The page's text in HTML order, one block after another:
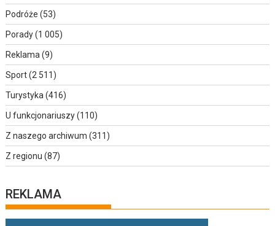
Podróże (53)
Porady(1 005)
Reklama (9)
Sport(2 511)
Turystyka (416)
U funkcjonariuszy(110)
Z naszego archiwum (311)
Z regionu (87)
REKLAMA